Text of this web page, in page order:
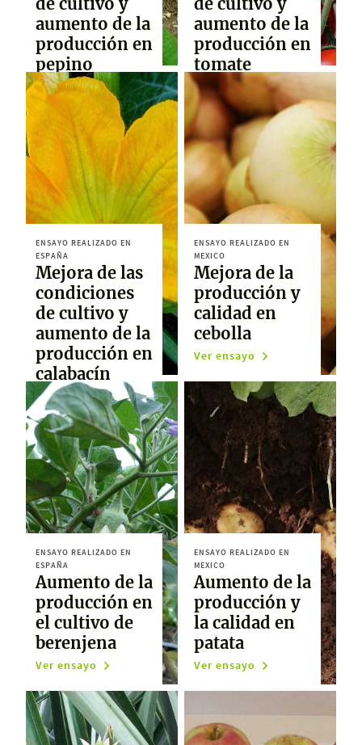
aumento de la
producción en
pepino
Ver ensayo
aumento de la
producción en
tomate
Ver ensayo
ENSAYO REALIZADO EN
ESPAÑA
Mejora de las
condiciones
de cultivo y
aumento de la
producción en
calabacín
Ver ensayo
ENSAYO REALIZADO EN
MEXICO
Mejora de la
producción y
calidad en
cebolla
Ver ensayo
ENSAYO REALIZADO EN
ESPAÑA
Aumento de la
producción en
el cultivo de
berenjena
Ver ensayo
ENSAYO REALIZADO EN
MEXICO
Aumento de la
producción y
la calidad en
patata
Ver ensayo